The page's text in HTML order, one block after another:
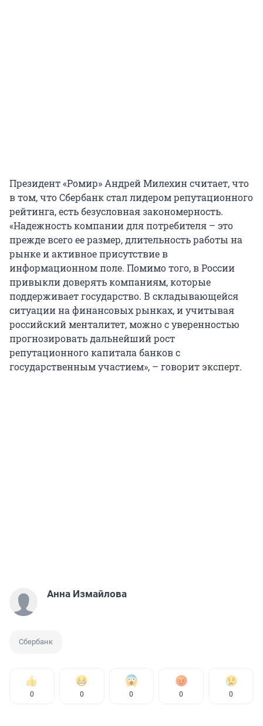
Президент «Ромир» Андрей Милехин считает, что
в том, что Сбербанк стал лидером репутационного
рейтинга, есть безусловная закономерность.
«Надежность компании для потребителя – это
прежде всего ее размер, длительность работы на
рынке и активное присутствие в
информационном поле. Помимо того, в России
привыкли доверять компаниям, которые
поддерживает государство. В складывающейся
ситуации на финансовых рынках, и учитывая
российский менталитет, можно с уверенностью
прогнозировать дальнейший рост
репутационного капитала банков с
государственным участием», – говорит эксперт.
Анна Измайлова
Сбербанк
0 0 0 0 0